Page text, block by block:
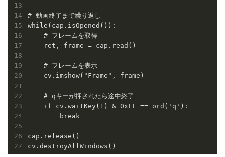
# 動画終了まで繰り返し
while(cap.isOpened()):
    # フレームを取得
    ret, frame = cap.read()
    # フレームを表示
    cv.imshow("Frame", frame)
    # qキーが押されたら途中終了
    if cv.waitKey(1) & 0xFF == ord('q'):
        break
cap.release()
cv.destroyAllWindows()